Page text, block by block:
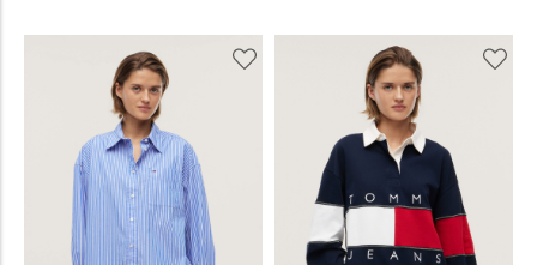
Voeg
Voeg